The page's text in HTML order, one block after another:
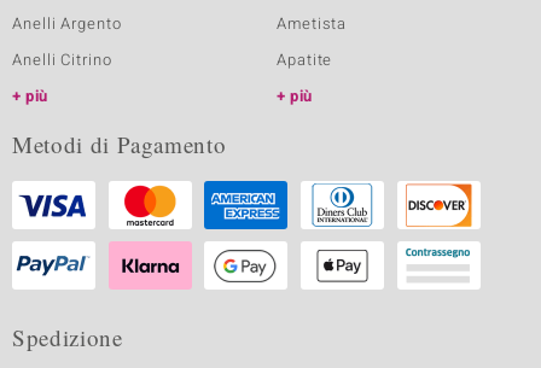
Anelli Argento
Anelli Citrino
più
Ametista
Apatite
più
Metodi di Pagamento
Spedizione